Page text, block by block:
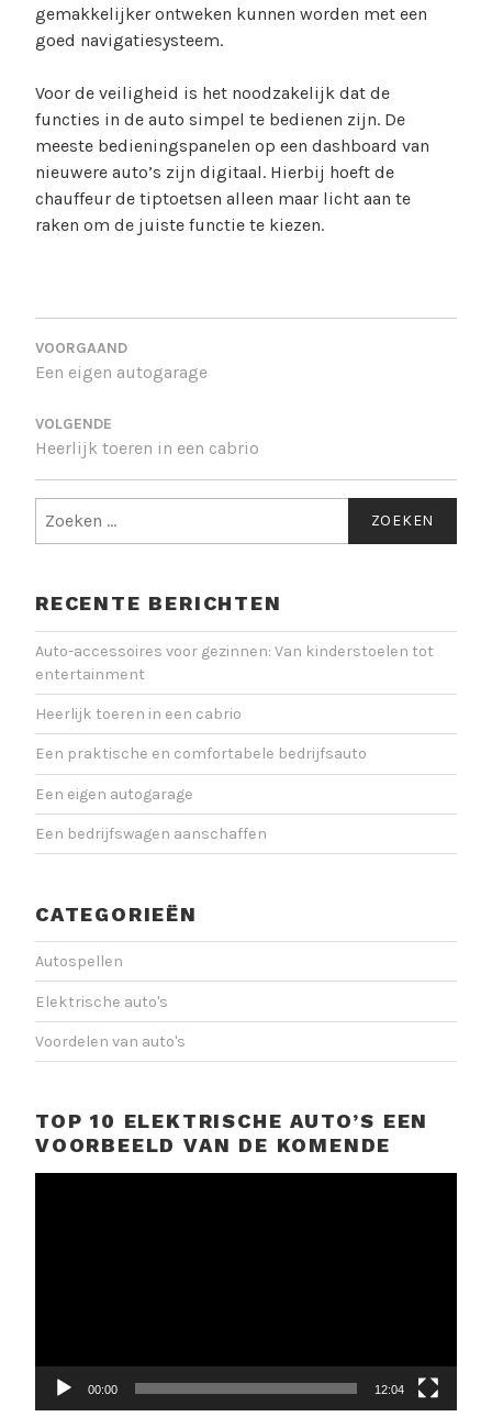
gemakkelijker ontweken kunnen worden met een
goed navigatiesysteem.
Voor de veiligheid is het noodzakelijk dat de
functies in de auto simpel te bedienen zijn. De
meeste bedieningspanelen op een dashboard van
nieuwere auto’s zijn digitaal. Hierbij hoeft de
chauffeur de tiptoetsen alleen maar licht aan te
raken om de juiste functie te kiezen.
BERICHT
NAVIGATIE
Een eigen autogarage
Heerlijk toeren in een cabrio
naar:
RECENTE BERICHTEN
Auto-accessoires voor gezinnen: Van kinderstoelen tot
entertainment
Heerlijk toeren in een cabrio
Een praktische en comfortabele bedrijfsauto
Een eigen autogarage
Een bedrijfswagen aanschaffen
CATEGORIEËN
Autospellen
Elektrische auto's
Voordelen van auto's
TOP 10 ELEKTRISCHE AUTO’S EEN
VOORBEELD VAN DE KOMENDE
00:00 12:04